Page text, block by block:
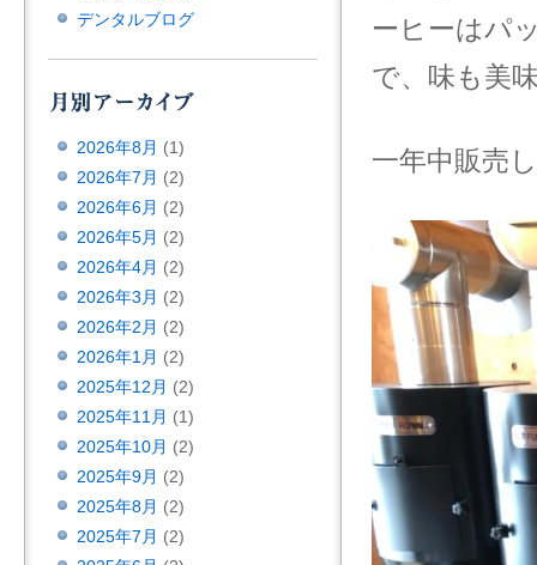
ーヒーはパ
で、味も美
一年中販売
デンタルブログ
2026年8月 (1)
2026年7月 (2)
2026年6月 (2)
2026年5月 (2)
2026年4月 (2)
2026年3月 (2)
2026年2月 (2)
2026年1月 (2)
2025年12月 (2)
2025年11月 (1)
2025年10月 (2)
2025年9月 (2)
2025年8月 (2)
2025年7月 (2)